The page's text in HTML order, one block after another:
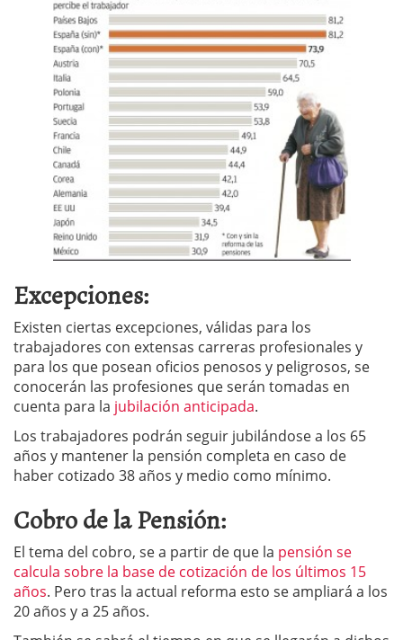
Excepciones:
Existen ciertas excepciones, válidas para los
trabajadores con extensas carreras profesionales y
para los que posean oficios penosos y peligrosos, se
conocerán las profesiones que serán tomadas en
cuenta para la jubilación anticipada.
Los trabajadores podrán seguir jubilándose a los 65
años y mantener la pensión completa en caso de
haber cotizado 38 años y medio como mínimo.
Cobro de la Pensión:
El tema del cobro, se a partir de que la pensión se
calcula sobre la base de cotización de los últimos 15
años. Pero tras la actual reforma esto se ampliará a los
20 años y a 25 años.